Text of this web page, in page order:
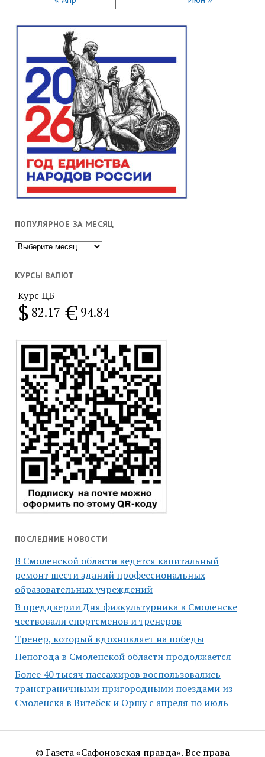
ПОПУЛЯРНОЕ ЗА МЕСЯЦ
Популярное
месяц
КУРСЫ ВАЛЮТ
Курс ЦБ
$ 82.17 € 94.84
ПОСЛЕДНИЕ НОВОСТИ
В Смоленской области ведется капитальный
ремонт шести зданий профессиональных
образовательных учреждений
В преддверии Дня физкультурника в Смоленске
чествовали спортсменов и тренеров
Тренер, который вдохновляет на победы
Непогода в Смоленской области продолжается
Более 40 тысяч пассажиров воспользовались
трансграничными пригородными поездами из
Смоленска в Витебск и Оршу с апреля по июль
© Газета «Сафоновская правда». Все права